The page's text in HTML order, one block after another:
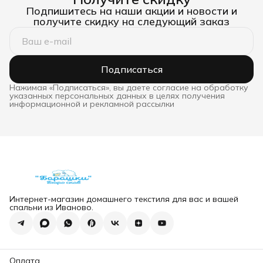
Подпишитесь на наши акции и новости и
получите скидку на следующий заказ
Подписаться
Нажимая «Подписаться», вы даете согласие на обработку
указанных персональных данных в целях получения
информационной и рекламной рассылки
Интернет-магазин домашнего текстиля для вас и вашей
спальни из Иваново.
Оплата